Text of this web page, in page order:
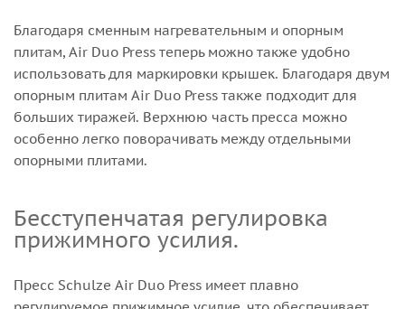
Благодаря сменным нагревательным и опорным
плитам, Air Duo Press теперь можно также удобно
использовать для маркировки крышек. Благодаря двум
опорным плитам Air Duo Press также подходит для
больших тиражей. Верхнюю часть пресса можно
особенно легко поворачивать между отдельными
опорными плитами.
Бесступенчатая регулировка
прижимного усилия.
Пресс Schulze Air Duo Press имеет плавно